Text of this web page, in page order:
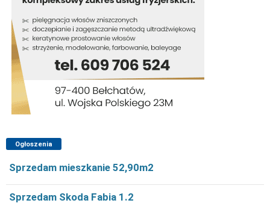
Ogłoszenia
Sprzedam mieszkanie 52,90m2
Sprzedam Skoda Fabia 1.2